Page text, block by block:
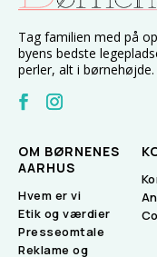
Tag familien med på
byens bedste
perler, alt i børnehøjde.
OM BØRNENES
AARHUS
Hvem er vi
Etik og værdier
Presseomtale
Reklame og